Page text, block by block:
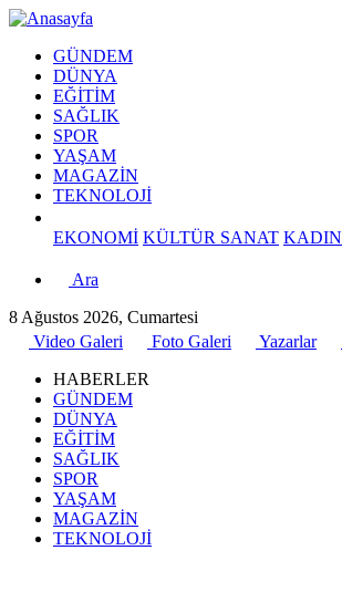
GÜNDEM
DÜNYA
EĞİTİM
SAĞLIK
SPOR
YAŞAM
MAGAZİN
TEKNOLOJİ
EKONOMİ KÜLTÜR SANAT KADIN
Ara
8 Ağustos 2026, Cumartesi
Video Galeri
Foto Galeri Yazarlar
HABERLER
GÜNDEM
DÜNYA
EĞİTİM
SAĞLIK
SPOR
YAŞAM
MAGAZİN
TEKNOLOJİ